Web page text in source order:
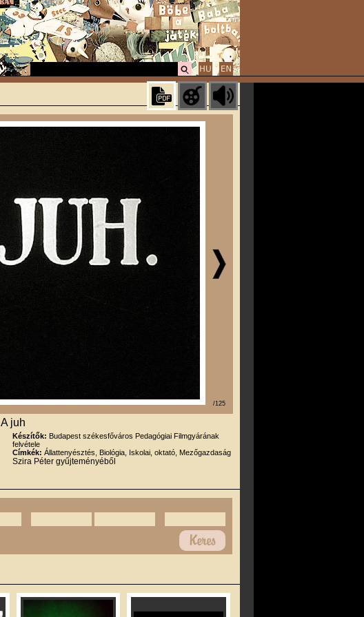
/125
A juh
Készítők: Budapest székesfőváros Pedagógiai Filmgyárának
felvétele
Címkék: Állattenyésztés, Biológia, Iskolai, oktató, Mezőgazdaság
Szira Péter gyűjteményéből